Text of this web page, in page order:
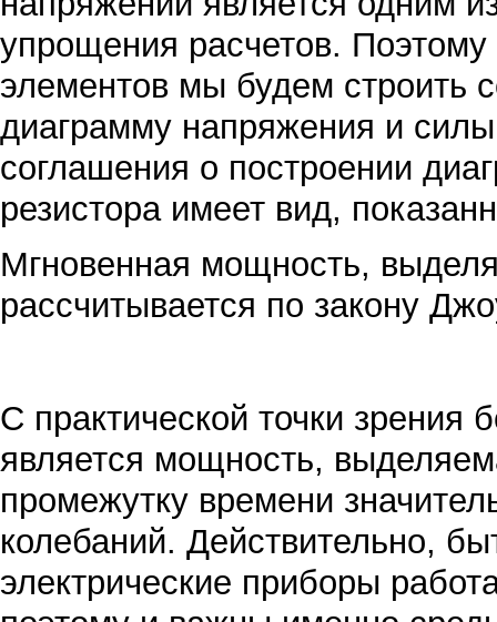
упрощения расчетов.
элементов мы будем строить
диаграмму напряжения и
соглашения о построении
резистора имеет вид,
Мгновенная мощность,
рассчитывается по закону
С практической точки зрения
является мощность,
промежутку времени
колебаний. Действительно,
электрические приборы